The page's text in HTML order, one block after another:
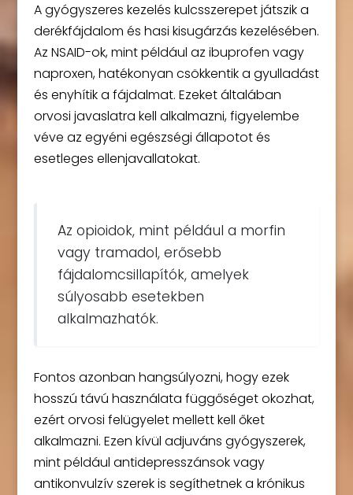
A gyógyszeres kezelés kulcsszerepet játszik a
derékfájdalom és hasi kisugárzás kezelésében.
Az NSAID-ok, mint például az ibuprofen vagy
naproxen, hatékonyan csökkentik a gyulladást
és enyhítik a fájdalmat. Ezeket általában
orvosi javaslatra kell alkalmazni, figyelembe
véve az egyéni egészségi állapotot és
esetleges ellenjavallatokat.
Az opioidok, mint például a morfin
vagy tramadol, erősebb
fájdalomcsillapítók, amelyek
súlyosabb esetekben
alkalmazhatók.
Fontos azonban hangsúlyozni, hogy ezek
hosszú távú használata függőséget okozhat,
ezért orvosi felügyelet mellett kell őket
alkalmazni. Ezen kívül adjuváns gyógyszerek,
mint például antidepresszánsok vagy
antikonvulzív szerek is segíthetnek a krónikus